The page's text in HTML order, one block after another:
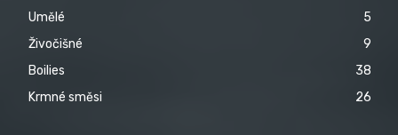
Umělé
5
Živočišné
9
Boilies
38
Krmné směsi
26